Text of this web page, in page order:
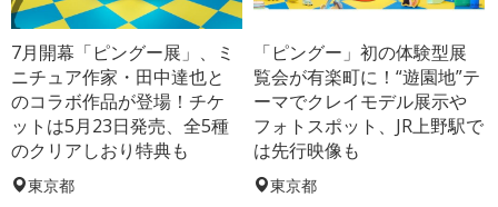
7月開幕「ピングー展」、ミ
ニチュア作家・田中達也と
のコラボ作品が登場！チケ
ットは5月23日発売、全5種
のクリアしおり特典も
東京都
「ピングー」初の体験型展
覧会が有楽町に！“遊園地”テ
ーマでクレイモデル展示や
フォトスポット、JR上野駅で
は先行映像も
東京都